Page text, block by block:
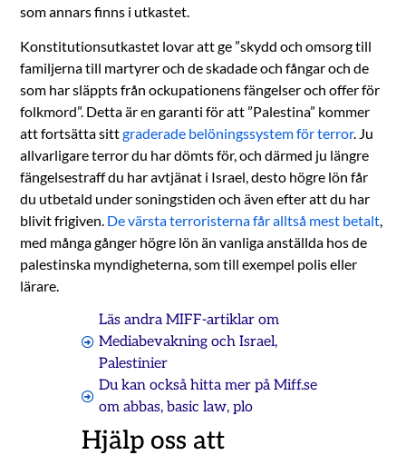
som annars finns i utkastet.
Konstitutionsutkastet lovar att ge ”skydd och omsorg till
familjerna till martyrer och de skadade och fångar och de
som har släppts från ockupationens fängelser och offer för
folkmord”. Detta är en garanti för att ”Palestina” kommer
att fortsätta sittgraderade belöningssystem för terror. Ju
allvarligare terror du har dömts för, och därmed ju längre
fängelsestraff du har avtjänat i Israel, desto högre lön får
du utbetald under soningstiden och även efter att du har
blivit frigiven. De värsta terroristerna får alltså mest betalt,
med många gånger högre lön än vanliga anställda hos de
palestinska myndigheterna, som till exempel polis eller
lärare.
Läs andra MIFF-artiklar om
Mediabevakning och Israel,
Palestinier
Du kan också hitta mer på Miff.se
om abbas, basic law, plo
Hjälp oss att